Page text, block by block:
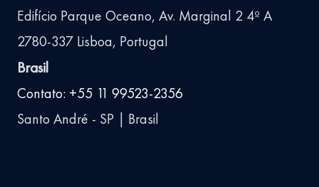
Edifício Parque Oceano, Av. Marginal 2 4º A
2780-337 Lisboa, Portugal
Brasil
Contato: +55 11 99523-2356
Santo André - SP | Brasil